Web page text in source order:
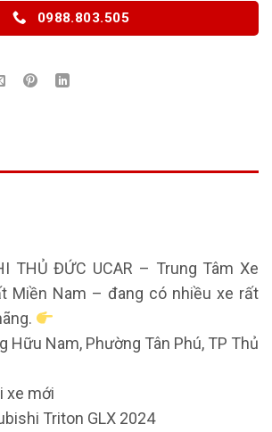
0988.803.505
THỦ ĐỨC UCAR – Trung Tâm Xe
Miền Nam – đang có nhiều xe rất
Hữu Nam, Phường Tân Phú, TP Thủ
xe mới
Triton GLX 2024